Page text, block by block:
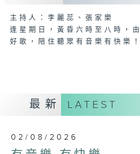
主持人：李麗蕊、張家樂
逢星期日，黃昏六時至八時，
好歌，陪住聽眾有音樂有快樂！
最新 LATEST
02/08/2026